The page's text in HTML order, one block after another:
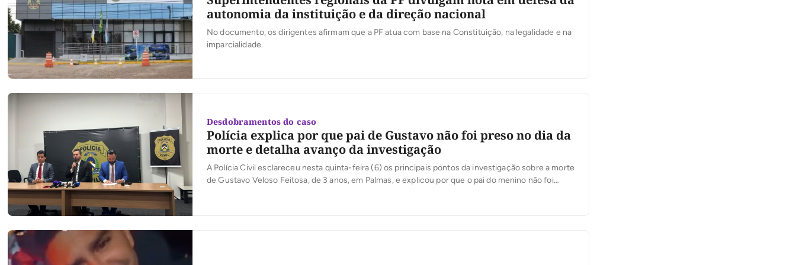
autonomia da instituição e da direção nacional
No documento, os dirigentes afirmam que a PF atua com base na Constituição, na legalidade e na
imparcialidade.
Desdobramentos do caso
Polícia explica por que pai de Gustavo não foi preso no dia da
morte e detalha avanço da investigação
A Polícia Civil esclareceu nesta quinta-feira (6) os principais pontos da investigação sobre a morte
de Gustavo Veloso Feitosa, de 3 anos, em Palmas, e explicou por que o pai do menino não foi